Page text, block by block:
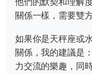
關係一樣，需要雙
如果你是天秤座或
關係，我的建議是
力交流的樂趣，同